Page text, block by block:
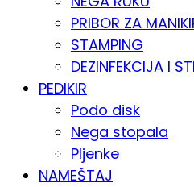
PRIBOR ZA
STAMPING
DEZINFEKCIJA I
PEDIKIR
Podo disk
Nega stopala
Pljenke
NAMEŠTAJ